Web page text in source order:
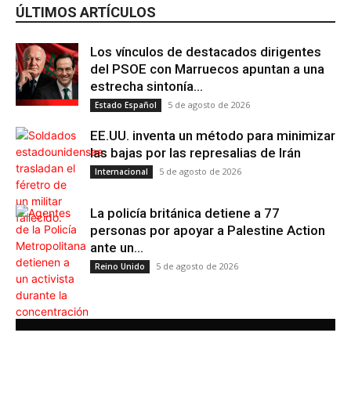
ÚLTIMOS ARTÍCULOS
Los vínculos de destacados dirigentes
del PSOE con Marruecos apuntan a una
estrecha sintonía...
Estado Español 5 de agosto de 2026
EE.UU. inventa un método para minimizar
las bajas por las represalias de Irán
Internacional 5 de agosto de 2026
La policía británica detiene a 77
personas por apoyar a Palestine Action
ante un...
Reino Unido 5 de agosto de 2026